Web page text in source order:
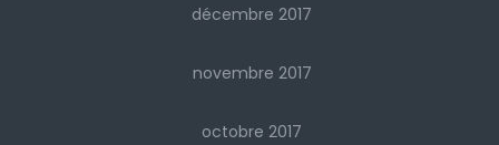
décembre 2017
novembre 2017
octobre 2017